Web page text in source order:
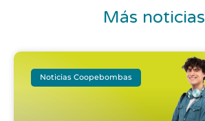
Más noticias
Noticias Coopebombas